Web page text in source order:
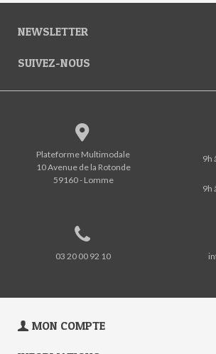
NEWSLETTER
SUIVEZ-NOUS
Plateforme Multimodale
10 Avenue de la Rotonde
59160 - Lomme
9h
9h
03 20 00 92 10
MON COMPTE